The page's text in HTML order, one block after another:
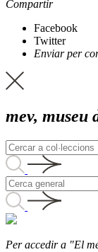
Compartir
Facebook
Twitter
Enviar per
mev, museu
Per accedir a "El